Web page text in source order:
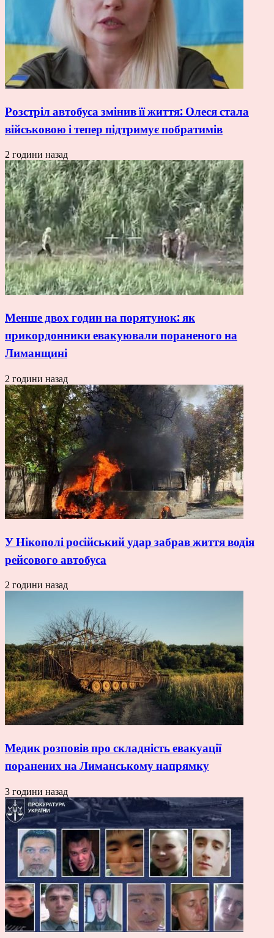
Розстріл автобуса змінив її життя: Олеся стала
військовою і тепер підтримує побратимів
2 години назад
Менше двох годин на порятунок: як
прикордонники евакуювали пораненого на
Лиманщині
2 години назад
У Нікополі російський удар забрав життя водія
рейсового автобуса
2 години назад
Медик розповів про складність евакуації
поранених на Лиманському напрямку
3 години назад